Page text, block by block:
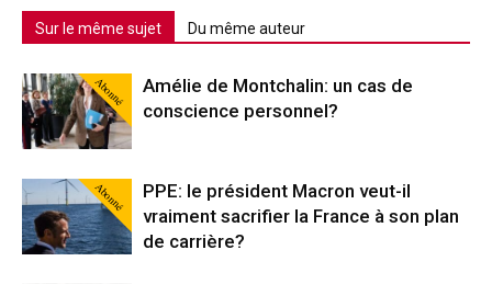
Sur le même sujet Du même auteur
Abonné
Amélie de Montchalin: un cas de
conscience personnel?
Abonné
PPE: le président Macron veut-il
vraiment sacrifier la France à son plan
de carrière?